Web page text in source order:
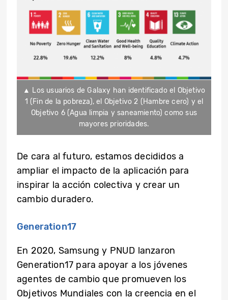
▲ Los usuarios de Galaxy han identificado el Objetivo
1 (Fin de la pobreza), el Objetivo 2 (Hambre cero) y el
Objetivo 6 (Agua limpia y saneamiento) como sus
mayores prioridades.
De cara al futuro, estamos decididos a
ampliar el impacto de la aplicación para
inspirar la acción colectiva y crear un
cambio duradero.
Generation17
En 2020, Samsung y PNUD lanzaron
Generation17 para apoyar a los jóvenes
agentes de cambio que promueven los
Objetivos Mundiales con la creencia en el